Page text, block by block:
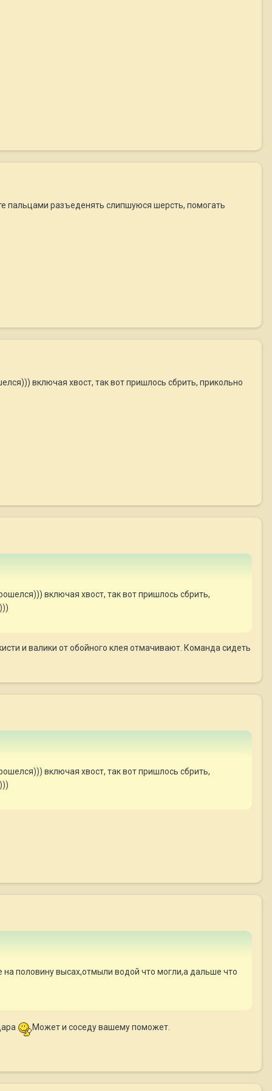
пальцами разъеденять слипшуюся шерсть, помогать
включая хвост, так вот пришлось сбрить, прикольно
включая хвост, так вот пришлось сбрить,
и валики от обойного клея отмачивают. Команда сидеть
включая хвост, так вот пришлось сбрить,
половину высах,отмыли водой что могли,а дальше что
Может и соседу вашему поможет.